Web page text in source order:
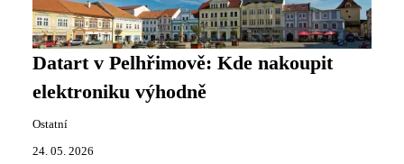
Datart v Pelhřimově: Kde nakoupit
elektroniku výhodně
Ostatní
24. 05. 2026